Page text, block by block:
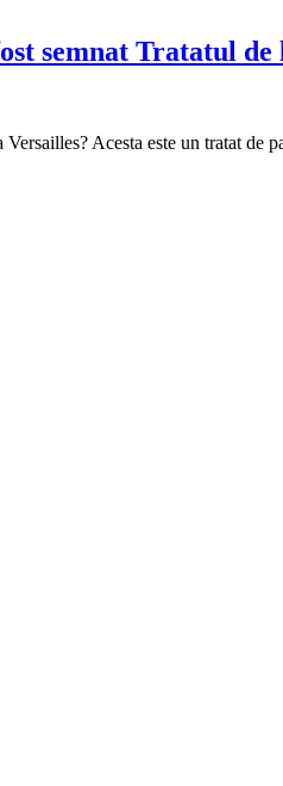
semnat Tratatul de
Acesta este un tratat de